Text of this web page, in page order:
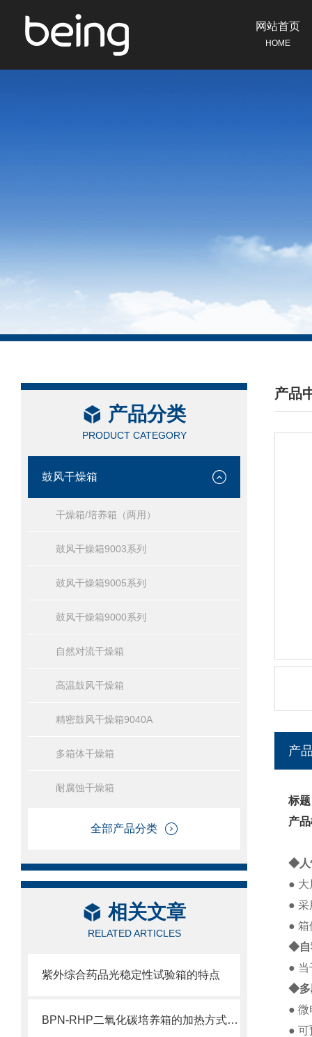
网站首页
HOME
产品分类
PRODUCT CATEGORY
鼓风干燥箱
干燥箱/培养箱（两用）
鼓风干燥箱9003系列
鼓风干燥箱9005系列
鼓风干燥箱9000系列
自然对流干燥箱
高温鼓风干燥箱
精密鼓风干燥箱9040A
多箱体干燥箱
耐腐蚀干燥箱
全部产品分类
相关文章
RELATED ARTICLES
紫外综合药品光稳定性试验箱的特点
BPN-RHP二氧化碳培养箱的加热方式，了解下不吃亏
产品
/
产
标
产
◆人
● 大
● 采
● 箱
◆自
● 当
◆多
● 微
● 可